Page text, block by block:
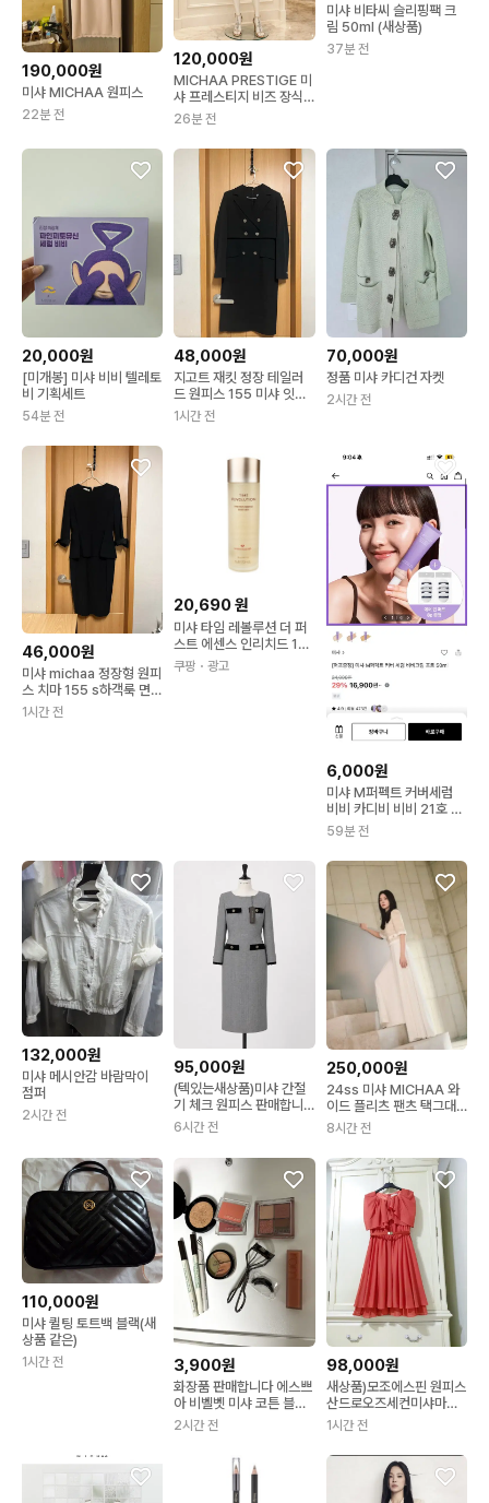
190,000원
미샤 MICHAA 원피스
22분 전
120,000원
MICHAA PRESTIGE 미
샤 프레스티지 비즈 장식
실크배색 파티 원
26분 전
미샤 비타씨 슬리핑팩 크
림 50ml (새상품)
37분 전
20,000원
[미개봉] 미샤 비비 텔레토
비 기획세트
54분 전
48,000원
지고트 재킷 정장 테일러
드 원피스 155 미샤 잇미
샤 샤틴 치마 케네스레이
디 하객룩 결혼식룩 면접
1시간 전
70,000원
정품 미샤 카디건 자켓
2시간 전
46,000원
미샤 michaa 정장형 원피
스 치마 155 s하객룩 면접
룩 결혼식룩 미디 원피스
스커트 잇미샤 지고트 케
1시간 전
20,690원
미샤 타임 레볼루션 더 퍼
스트 에센스 인리치드 15
0ml 1개
쿠팡 ・광고
6,000원
미샤 M퍼펙트 커버세럼
비비 카디비 비비 21호 라
이트베이지
59분 전
132,000원
미샤 메시안감 바람막이
점퍼
2시간 전
95,000원
(텍있는새상품)미샤 간절
기 체크 원피스 판매합니
다
6시간 전
250,000원
24ss 미샤 MICHAA 와
이드 플리츠 팬츠 택그대
로 새상품 5사이즈
8시간 전
110,000원
미샤 퀼팅 토트백 블랙(새
상품 같은)
1시간 전 3,900원
화장품 판매합니다 에스쁘
아 비벨벳 미샤 코튼 블러
셔 더샘 컨실러 커버 퍼펙
션 트리플 팟 컨실러 페리
2시간 전
98,000원
새상품)모조에스핀 원피스
산드로오즈세컨미샤마인
타임에고이스트레니본오
브제
1시간 전